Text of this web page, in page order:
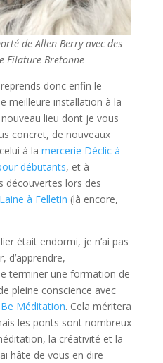
de Allen Berry avec des
Filature Bretonne
donc enfin le
meilleure installation à la
lieu dont je vous
concret, de nouveaux
à la mercerie Déclic à
débutants, et à
découvertes lors des
à Felletin (là encore,
était endormi, je n’ai pas
d’apprendre,
terminer une formation de
pleine conscience avec
Méditation. Cela méritera
les ponts sont nombreux
la créativité et la
hâte de vous en dire